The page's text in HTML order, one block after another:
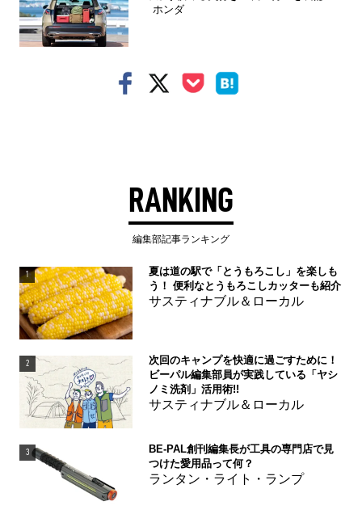
ホンダ
RANKING
編集部記事ランキング
1
夏は道の駅で「とうもろこし」を楽しも
う！ 便利なとうもろこしカッターも紹介
サスティナブル＆ローカル
2
次回のキャンプを快適に過ごすために！
ビーパル編集部員が実践している「ヤシ
ノミ洗剤」活用術!!
サスティナブル＆ローカル
3
BE-PAL創刊編集長が工具の専門店で見
つけた愛用品って何？
ランタン・ライト・ランプ